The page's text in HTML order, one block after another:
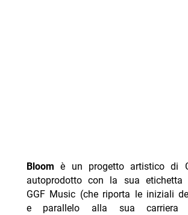
Bloom è un progetto artistico di
autoprodotto con la sua etichetta
GGF Music (che riporta le iniziali
e parallelo alla sua carriera